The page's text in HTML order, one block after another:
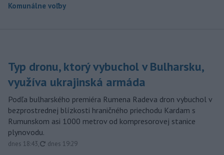
Komunálne voľby
Typ dronu, ktorý vybuchol v Bulharsku,
využíva ukrajinská armáda
Podľa bulharského premiéra Rumena Radeva dron vybuchol v
bezprostrednej blízkosti hraničného priechodu Kardam s
Rumunskom asi 1000 metrov od kompresorovej stanice
plynovodu.
dnes 18:43, aktualizované
dnes 19:29